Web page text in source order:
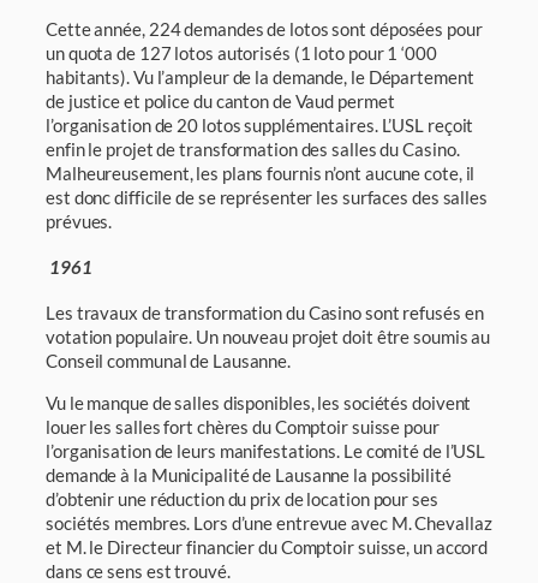
Cette année, 224 demandes de lotos sont déposées pour
un quota de 127 lotos auto­risés (1 loto pour 1 ‘000
habitants). Vu l’ampleur de la demande, le Département
de jus­tice et police du canton de Vaud permet
l’organisation de 20 lotos supplémentaires. L’USL reçoit
enfin le projet de transformation des salles du Casino.
Malheureusement, les plans fournis n’ont aucune cote, il
est donc difficile de se représenter les surfaces des salles
prévues.
1961
Les travaux de transformation du Casino sont refusés en
votation populaire. Un nouveau projet doit être soumis au
Conseil communal de Lausanne.
Vu le manque de salles disponibles, les sociétés doivent
louer les salles fort chères du Comptoir suisse pour
l’organisation de leurs manifestations. Le comité de l’USL
demande à la Municipalité de Lausanne la possibilité
d’obtenir une réduction du prix de location pour ses
sociétés membres. Lors d’une entrevue avec M. Chevallaz
et M. le Directeur finan­cier du Comptoir suisse, un accord
dans ce sens est trouvé.